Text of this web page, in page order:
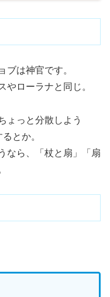
ブは神官です。
やローラナと同じ。
ょっと分散しよう
とか。
なら、「杖と扇」「扇